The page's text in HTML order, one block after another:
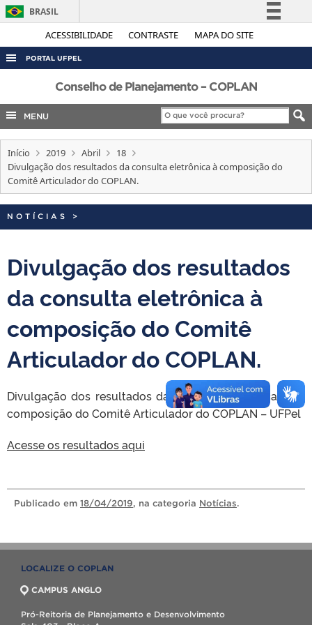
ACESSIBILIDADE CONTRASTE MAPA DO SITE
BRASIL
Simplifique!
Legislação
Canais
PORTAL UFPEL
ACESSO À INFORMAÇÃO
AUDITORIA
COBALTO
CONCURSOS
EDITAIS
TELEFONES
Conselho de Planejamento – COPLAN
MENU
Início 2019 Abril
18
Divulgação dos resultados da consulta eletrônica à composição do
Comitê Articulador do COPLAN.
NOTÍCIAS >
Divulgação dos resultados
da consulta eletrônica à
composição do Comitê
Articulador do COPLAN.
Divulgação dos resultados da consulta eletrônica para
composição do Comitê Articulador do COPLAN – UFPel
Acesse os resultados aqui
Publicado em 18/04/2019, na categoria Notícias.
LOCALIZE O COPLAN
CAMPUS ANGLO
Pró-Reitoria de Planejamento e Desenvolvimento